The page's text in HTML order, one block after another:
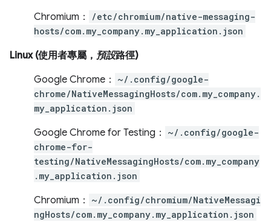
Chromium：
/etc/chromium/native-messaging-
hosts/com.my_company.my_application.json
Linux (使用者專屬， 預設路徑)
Google Chrome：
~/.config/google-
chrome/NativeMessagingHosts/com.my_company.
my_application.json
Google Chrome for Testing：
~/.config/google-
chrome-for-
testing/NativeMessagingHosts/com.my_company
.my_application.json
Chromium：
~/.config/chromium/NativeMessagi
ngHosts/com.my_company.my_application.json